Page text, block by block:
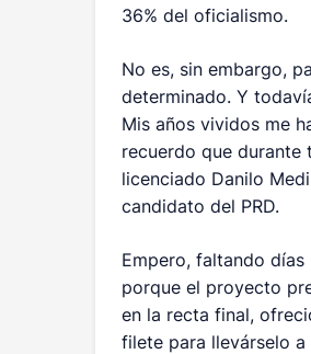
36% del oficialismo.
No es, sin embargo,
determinado. Y
Mis años vividos me
recuerdo que durante
licenciado Danilo
candidato del PRD.
Empero, faltando
porque el proyecto
en la recta final,
filete para llevárselo a